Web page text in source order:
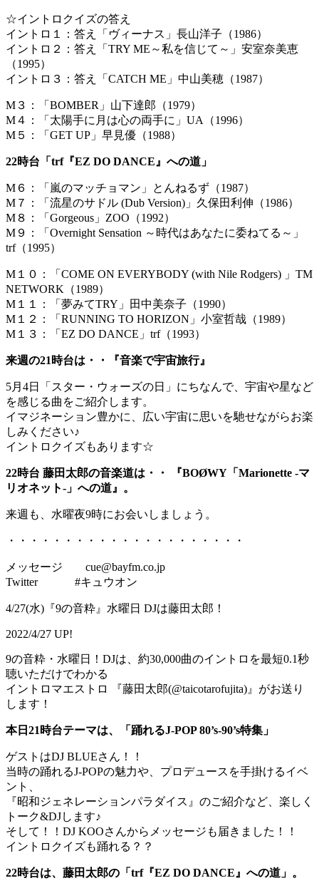
☆イントロクイズの答え
イントロ１：答え「ヴィーナス」長山洋子（1986）
イントロ２：答え「TRY ME～私を信じて～」安室奈美恵
（1995）
イントロ３：答え「CATCH ME」中山美穂（1987）
M３：「BOMBER」山下達郎（1979）
M４：「太陽手に月は心の両手に」UA（1996）
M５：「GET UP」早見優（1988）
22時台「trf『EZ DO DANCE』への道」
M６：「嵐のマッチョマン」とんねるず（1987）
M７：「流星のサドル (Dub Version)」久保田利伸（1986）
M８：「Gorgeous」ZOO（1992）
M９：「Overnight Sensation ～時代はあなたに委ねてる～」
trf（1995）
M１０：「COME ON EVERYBODY (with Nile Rodgers) 」TM
NETWORK（1989）
M１１：「夢みてTRY」田中美奈子（1990）
M１２：「RUNNING TO HORIZON」小室哲哉（1989）
M１３：「EZ DO DANCE」trf（1993）
来週の21時台は・・『音楽で宇宙旅行』
5月4日「スター・ウォーズの日」にちなんで、宇宙や星など
を感じる曲をご紹介します。
イマジネーション豊かに、広い宇宙に思いを馳せながらお楽
しみください♪
イントロクイズもあります☆
22時台 藤田太郎の音楽道は・・ 『BOØWY「Marionette -マ
リオネット-」への道』。
来週も、水曜夜9時にお会いしましょう。
・・・・・・・・・・・・・・・・・・・・・
メッセージ cue@bayfm.co.jp
Twitter #キュウオン
4/27(水)『9の音粋』水曜日 DJは藤田太郎！
2022/4/27 UP!
9の音粋・水曜日！DJは、約30,000曲のイントロを最短0.1秒
聴いただけでわかる
イントロマエストロ 『藤田太郎(@taicotarofujita)』がお送り
します！
本日21時台テーマは、「踊れるJ-POP 80’s-90’s特集」
ゲストはDJ BLUEさん！！
当時の踊れるJ-POPの魅力や、プロデュースを手掛けるイベ
ント、
『昭和ジェネレーションパラダイス』のご紹介など、楽しく
トーク&DJします♪
そして！！DJ KOOさんからメッセージも届きました！！
イントロクイズも踊れる？？
22時台は、藤田太郎の「trf『EZ DO DANCE』への道」。